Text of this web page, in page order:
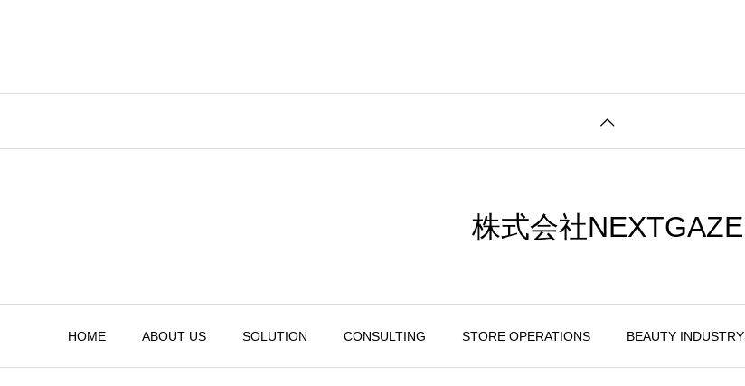
株式会社NEXTGAZE
HOME ABOUT US SOLUTION CONSULTING STORE OPERATIONS BEAUTY INDUSTRY